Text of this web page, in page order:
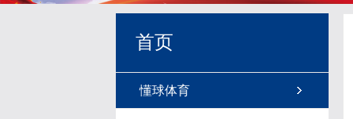
首页
懂球体育